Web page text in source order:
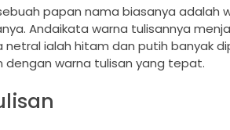
papan nama biasanya adalah
Andaikata warna tulisannya
netral ialah hitam dan putih banyak
dengan warna tulisan yang tepat.